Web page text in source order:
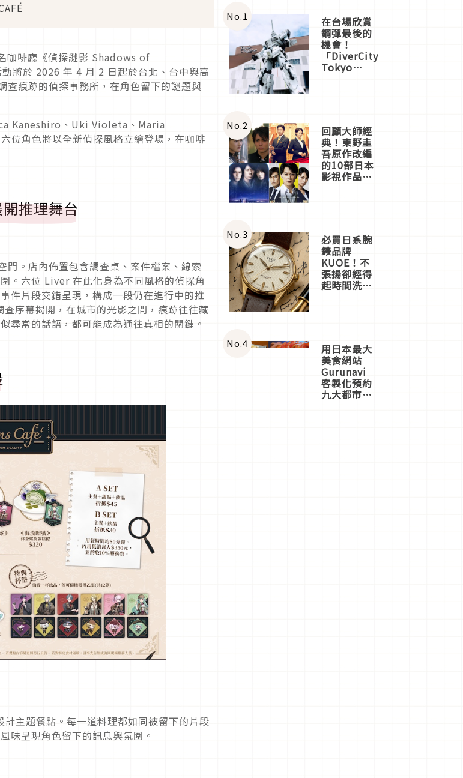
咖啡廳《偵探謎影 Shadows of
將於 2026 年 4 月 2 日起於台北、台中與高
查痕跡的偵探事務所，在角色留下的謎題與
Kaneshiro、Uki Violeta、Maria
角色將以全新偵探風格立繪登場，在咖啡
推理舞台
間。店內佈置包含調查桌、案件檔案、線索
。六位 Liver 在此化身為不同風格的偵探角
件片段交錯呈現，構成一段仍在進行中的推
序幕揭開，在城市的光影之間，痕跡往往藏
尋常的話語，都可能成為通往真相的關鍵。
主題餐點。每一道料理都如同被留下的片段
味呈現角色留下的訊息與氛圍。
No.1 在台場欣賞
鋼彈最後的
機會！
「DiverCity
Tokyo
體驗
No.2 回顧大師經
典！東野圭
吾原作改編
的10部日本
影視作品推
No.3 必買日系腕
錶品牌
KUOE！不
張揚卻經得
起時間洗鍊
No.4 用日本最大
美食網站
Gurunavi
客製化預約
九大都市餐